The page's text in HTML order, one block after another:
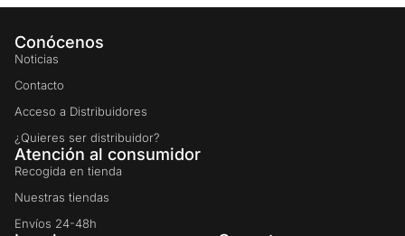
Conócenos
Noticias
Contacto
Acceso a Distribuidores
¿Quieres ser distribuidor?
Atención al consumidor
Recogida en tienda
Nuestras tiendas
Envíos 24-48h